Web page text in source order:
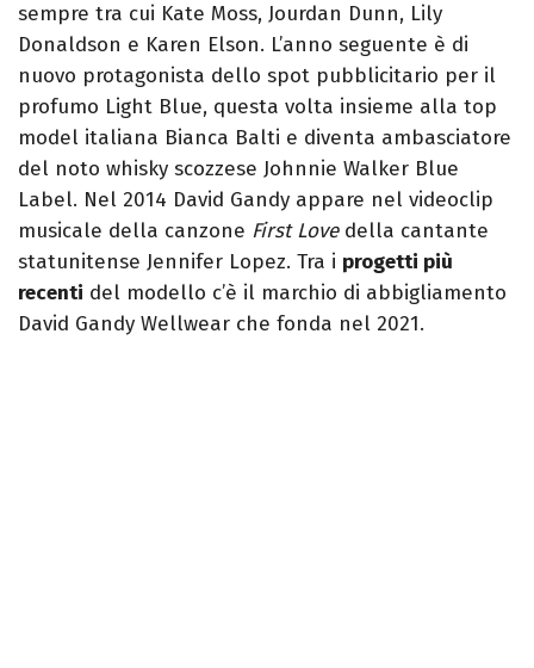
sempre tra cui Kate Moss, Jourdan Dunn, Lily
Donaldson e Karen Elson. L’anno seguente è di
nuovo protagonista dello spot pubblicitario per il
profumo Light Blue, questa volta insieme alla top
model italiana Bianca Balti e diventa ambasciatore
del noto whisky scozzese Johnnie Walker Blue
Label. Nel 2014 David Gandy appare nel videoclip
musicale della canzone First Lovedella cantante
statunitense Jennifer Lopez. Tra i progetti più
recenti del modello c’è il marchio di abbigliamento
David Gandy Wellwear che fonda nel 2021.